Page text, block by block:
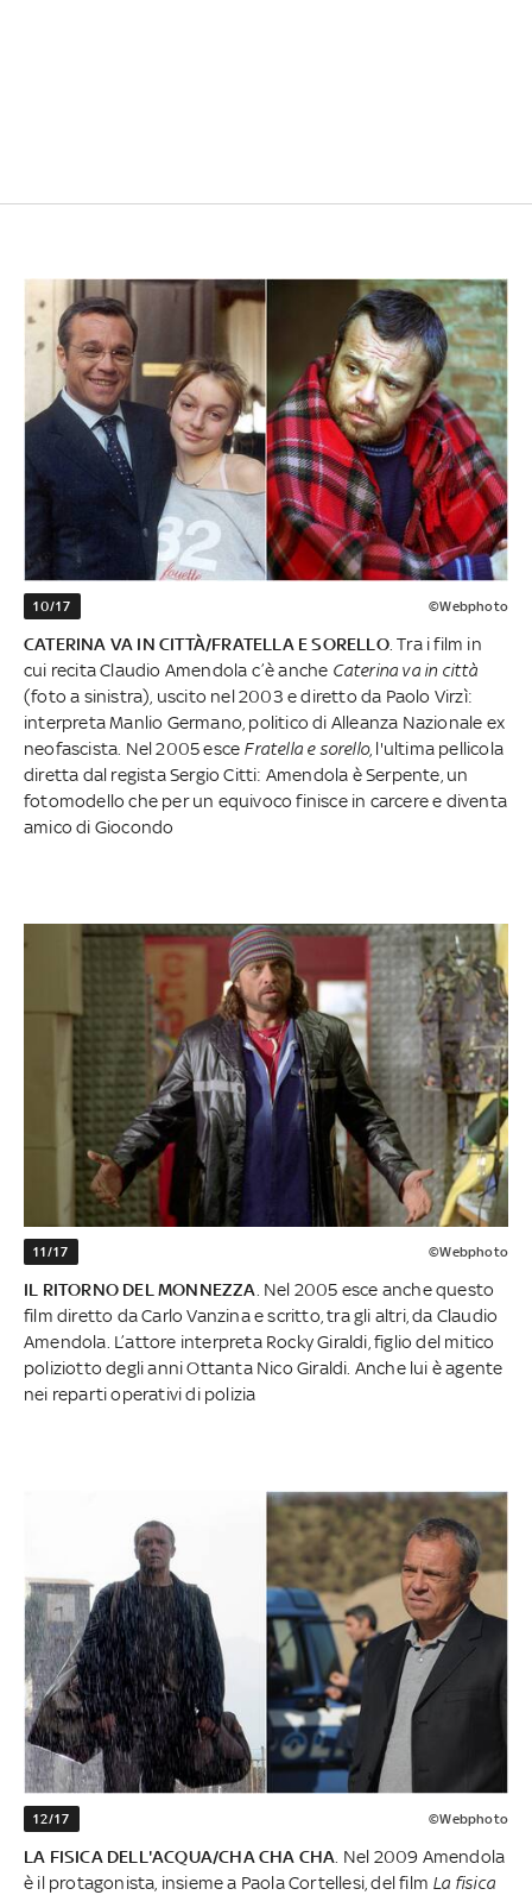
10/17 ©Webphoto
CATERINA VA IN CITTÀ/FRATELLA E SORELLO. Tra i film in
cui recita Claudio Amendola c’è anche Caterina va in città
(foto a sinistra), uscito nel 2003 e diretto da Paolo Virzì:
interpreta Manlio Germano, politico di Alleanza Nazionale ex
neofascista. Nel 2005 esce Fratella e sorello, l'ultima pellicola
diretta dal regista Sergio Citti: Amendola è Serpente, un
fotomodello che per un equivoco finisce in carcere e diventa
amico di Giocondo
11/17 ©Webphoto
IL RITORNO DEL MONNEZZA . Nel 2005 esce anche questo
film diretto da Carlo Vanzina e scritto, tra gli altri, da Claudio
Amendola. L’attore interpreta Rocky Giraldi, figlio del mitico
poliziotto degli anni Ottanta Nico Giraldi. Anche lui è agente
nei reparti operativi di polizia
12/17 ©Webphoto
LA FISICA DELL'ACQUA/CHA CHA CHA . Nel 2009 Amendola
è il protagonista, insieme a Paola Cortellesi, del film La fisica